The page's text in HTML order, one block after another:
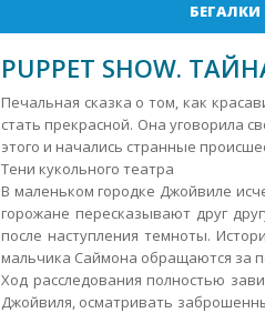
БЕГАЛКИ
PUPPET SHOW.
Печальная сказка о том, как
стать прекрасной. Она уговорила
этого и начались странные
Тени кукольного театра
В маленьком городке Джойвиле
горожане пересказывают друг
после наступления темноты.
мальчика Саймона обращаются за
Ход расследования полностью
Джойвиля, осматривать